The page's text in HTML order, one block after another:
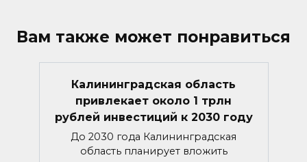
Вам также может понравиться
Калининградская область
привлекает около 1 трлн
рублей инвестиций к 2030 году
До 2030 года Калининградская
область планирует вложить